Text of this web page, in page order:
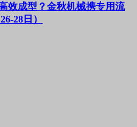
效成型？金秋机械携专用流
28日）